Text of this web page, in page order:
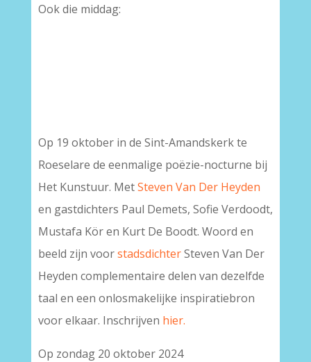
Ook die middag:
Op 19 oktober in de Sint-Amandskerk te
Roeselare de eenmalige poëzie-nocturne bij
Het Kunstuur. MetSteven Van Der Heyden
en gastdichters Paul Demets, Sofie Verdoodt,
Mustafa Kör en Kurt De Boodt. Woord en
beeld zijn voorstadsdichterSteven Van Der
Heyden complementaire delen van dezelfde
taal en een onlosmakelijke inspiratiebron
voor elkaar. Inschrijven hier.
Op zondag 20 oktober 2024